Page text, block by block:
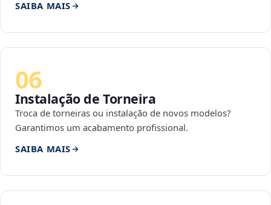
SAIBA MAIS
06
Instalação de Torneira
Troca de torneiras ou instalação de novos modelos?
Garantimos um acabamento profissional.
SAIBA MAIS